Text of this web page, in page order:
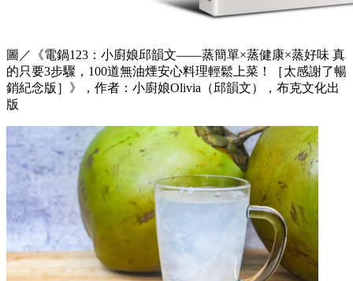
圖／《電鍋123：小廚娘邱韻文——蒸簡單×蒸健康×蒸好味 真
的只要3步驟，100道無油煙安心料理輕鬆上菜！［太感謝了暢
銷紀念版］》，作者：小廚娘Olivia（邱韻文），布克文化出
版